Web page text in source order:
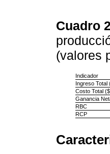
Cuadro
(valores
Indicador
Ingreso Total
Costo Total
Ganancia
RBC
RCP